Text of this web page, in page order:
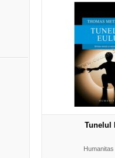
Tunelul
Humanitas